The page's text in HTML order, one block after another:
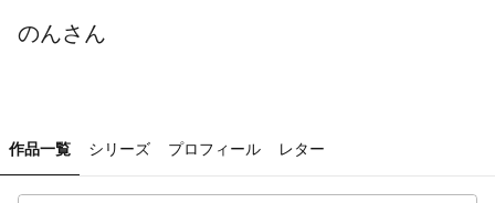
のんさん
作品一覧 シリーズ プロフィール レター